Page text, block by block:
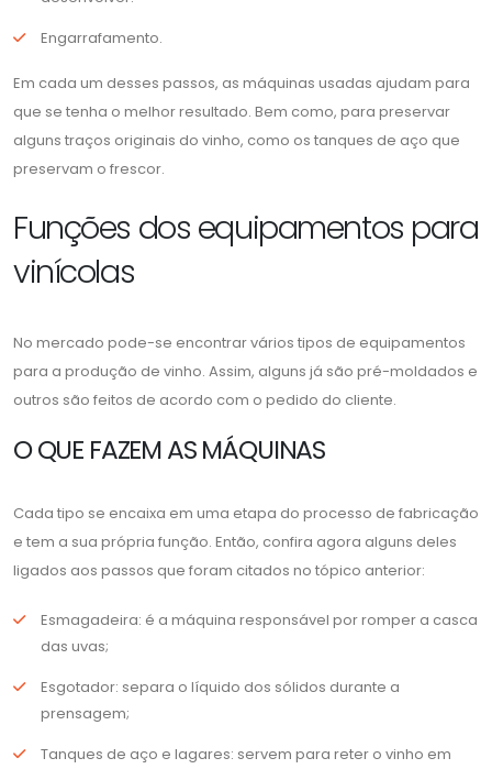
Engarrafamento.
Em cada um desses passos, as máquinas usadas ajudam para
que se tenha o melhor resultado. Bem como, para preservar
alguns traços originais do vinho, como os tanques de aço que
preservam o frescor.
Funções dos equipamentos para
vinícolas
No mercado pode-se encontrar vários tipos de equipamentos
para a produção de vinho. Assim, alguns já são pré-moldados e
outros são feitos de acordo com o pedido do cliente.
O QUE FAZEM AS MÁQUINAS
Cada tipo se encaixa em uma etapa do processo de fabricação
e tem a sua própria função. Então, confira agora alguns deles
ligados aos passos que foram citados no tópico anterior:
Esmagadeira: é a máquina responsável por romper a casca
das uvas;
Esgotador: separa o líquido dos sólidos durante a
prensagem;
Tanques de aço e lagares: servem para reter o vinho em